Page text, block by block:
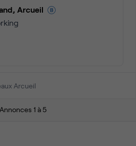
Arcueil
Arcueil
Annonces 1 à 5